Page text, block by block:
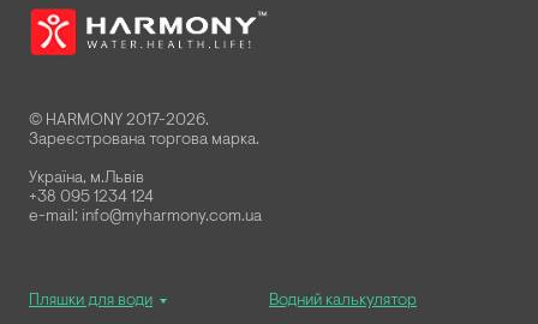
© HARMONY 2017-2026.
Зареєстрована торгова марка.
Україна, м.Львів
+38 095 1234 124
e-mail: info@myharmony.com.ua
Пляшки для води Водний калькулятор